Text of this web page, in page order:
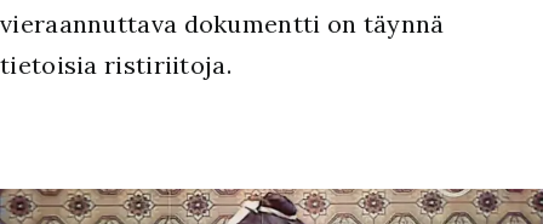
vieraannuttava dokumentti on täynnä
tietoisia ristiriitoja.